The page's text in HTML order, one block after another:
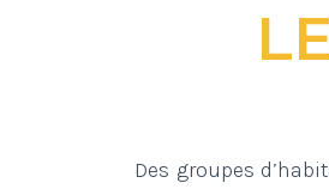
Des groupes